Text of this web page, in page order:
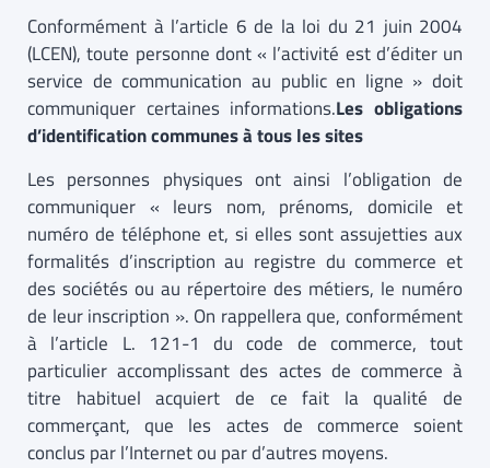
Conformément à l’article 6 de la loi du 21 juin 2004
(LCEN), toute personne dont « l’activité est d’éditer un
service de communication au public en ligne » doit
communiquer certaines informations.Les obligations
d’identification communes à tous les sites
Les personnes physiques ont ainsi l’obligation de
communiquer « leurs nom, prénoms, domicile et
numéro de téléphone et, si elles sont assujetties aux
formalités d’inscription au registre du commerce et
des sociétés ou au répertoire des métiers, le numéro
de leur inscription ». On rappellera que, conformément
à l’article L. 121-1 du code de commerce, tout
particulier accomplissant des actes de commerce à
titre habituel acquiert de ce fait la qualité de
commerçant, que les actes de commerce soient
conclus par l’Internet ou par d’autres moyens.